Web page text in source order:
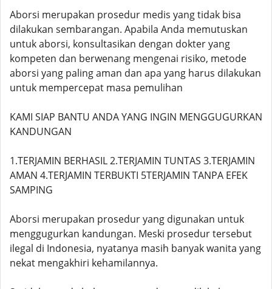
Aborsi merupakan prosedur medis yang tidak bisa
dilakukan sembarangan. Apabila Anda memutuskan
untuk aborsi, konsultasikan dengan dokter yang
kompeten dan berwenang mengenai risiko, metode
aborsi yang paling aman dan apa yang harus dilakukan
untuk mempercepat masa pemulihan
KAMI SIAP BANTU ANDA YANG INGIN MENGGUGURKAN
KANDUNGAN
1.TERJAMIN BERHASIL 2.TERJAMIN TUNTAS 3.TERJAMIN
AMAN 4.TERJAMIN TERBUKTI 5TERJAMIN TANPA EFEK
SAMPING
Aborsi merupakan prosedur yang digunakan untuk
menggugurkan kandungan. Meski prosedur tersebut
ilegal di Indonesia, nyatanya masih banyak wanita yang
nekat mengakhiri kehamilannya.